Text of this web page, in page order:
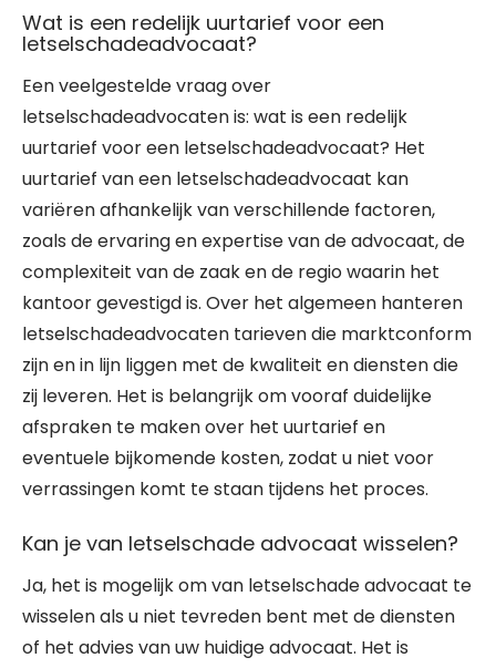
Wat is een redelijk uurtarief voor een
letselschadeadvocaat?
Een veelgestelde vraag over
letselschadeadvocaten is: wat is een redelijk
uurtarief voor een letselschadeadvocaat? Het
uurtarief van een letselschadeadvocaat kan
variëren afhankelijk van verschillende factoren,
zoals de ervaring en expertise van de advocaat, de
complexiteit van de zaak en de regio waarin het
kantoor gevestigd is. Over het algemeen hanteren
letselschadeadvocaten tarieven die marktconform
zijn en in lijn liggen met de kwaliteit en diensten die
zij leveren. Het is belangrijk om vooraf duidelijke
afspraken te maken over het uurtarief en
eventuele bijkomende kosten, zodat u niet voor
verrassingen komt te staan tijdens het proces.
Kan je van letselschade advocaat wisselen?
Ja, het is mogelijk om van letselschade advocaat te
wisselen als u niet tevreden bent met de diensten
of het advies van uw huidige advocaat. Het is